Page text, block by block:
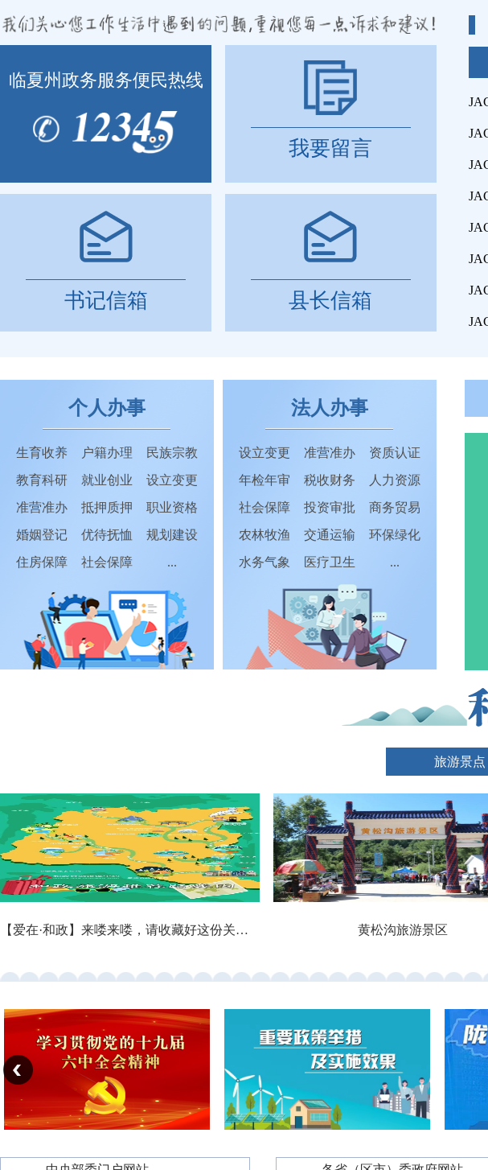
临夏州政务服务便民热线
我要留言
书记信箱 县长信箱
个人办事
生育收养 户籍办理
民族宗教
教育科研
就业创业
设立变更
准营准办
抵押质押
职业资格
婚姻登记
优待抚恤
规划建设
住房保障
社会保障 ...
法人办事
设立变更 准营准办
资质认证
年检年审
税收财务
人力资源
社会保障
投资审批
商务贸易
农林牧渔
交通运输
环保绿化
水务气象
医疗卫生 ...
旅游景点
【爱在·和政】来喽来喽，请收藏好这份关于和政县热门景点的解析！ 黄松沟旅游景区